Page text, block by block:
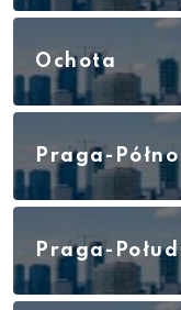
Ochota
Praga-
Praga-